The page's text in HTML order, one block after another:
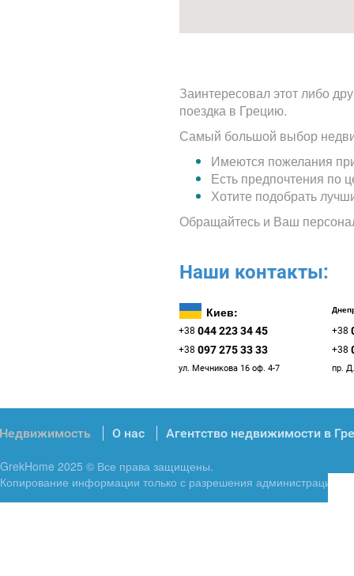
Заинтересовал этот либо
поездка в Грецию.
Самый большой выбор
Имеются пожелания
Есть предпочтения по
Хотите подобрать
Обращайтесь и Ваш
Наши контакты:
Киев:
+38 044 223 34 45 +38
+38 097 275 33 33 +38
ул. Мечникова 16 оф. 4-7 пр.
Недвижимость О нас Агентство недвижимости в
GrekHome 2025 © Все права защищены.
Копирование информации только с разрешения администрации.